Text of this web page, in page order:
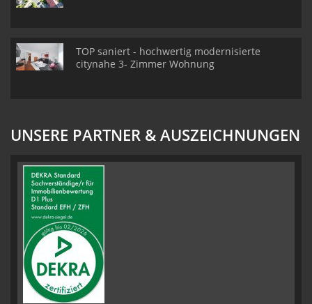
TOP saniert - hochwertig modernisierte
citynahe 3- Zimmer Wohnung
UNSERE PARTNER & AUSZEICHNUNGEN